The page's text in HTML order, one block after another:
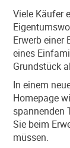
Viele Käufer
Erwerb einer
eines
Grundstück
In einem
Homepage
spannenden
Sie beim
müssen.